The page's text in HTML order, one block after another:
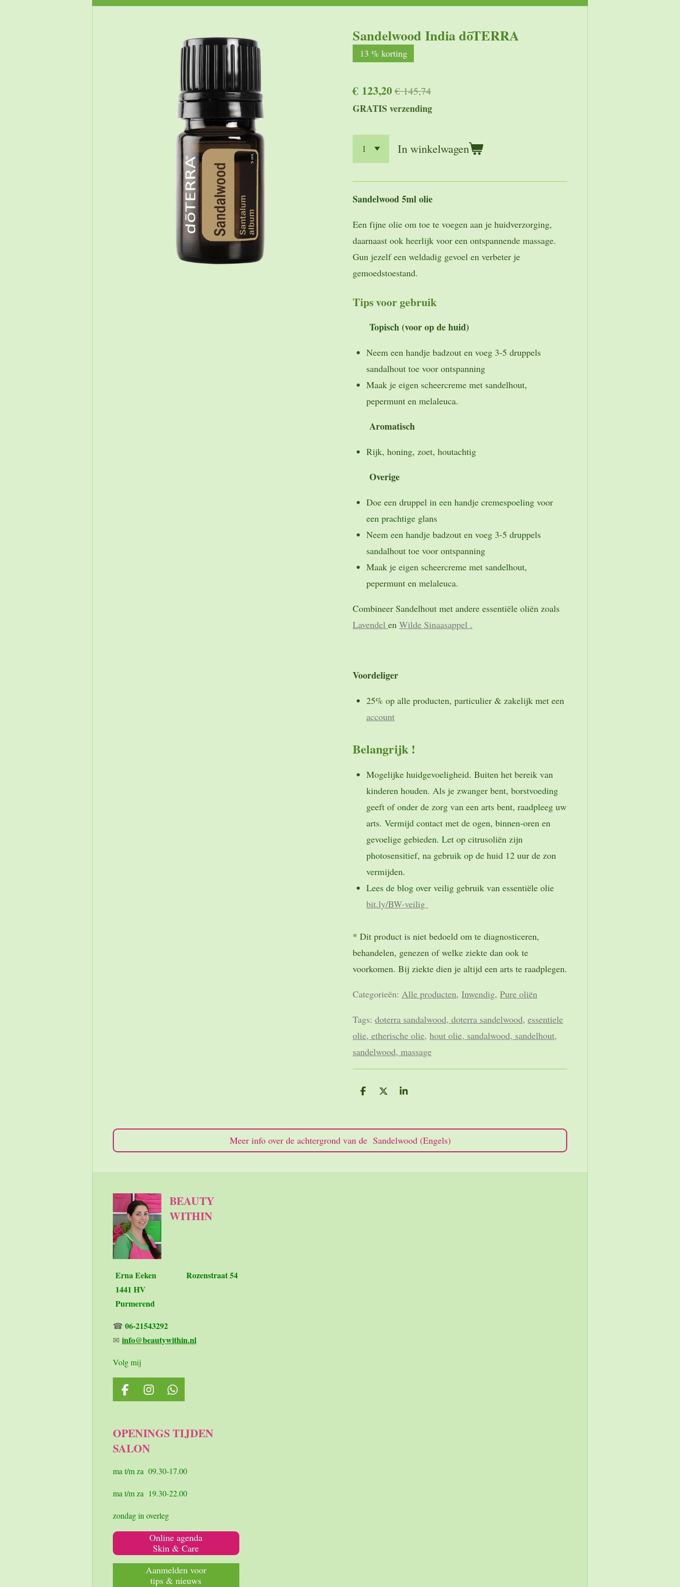
Sandelwood India dōTERRA
13 % korting
€ 123,20€ 145,74
GRATIS verzending
In winkelwagen
Sandelwood 5ml olie
Een fijne olie om toe te voegen aan je huidverzorging,
daarnaast ook heerlijk voor een ontspannende massage.
Gun jezelf een weldadig gevoel en verbeter je
gemoedstoestand.
Tips voor gebruik
Topisch (voor op de huid)
Neem een handje badzout en voeg 3-5 druppels
sandalhout toe voor ontspanning
Maak je eigen scheercreme met sandelhout,
pepermunt en melaleuca.
Aromatisch
Rijk, honing, zoet, houtachtig
Overige
Doe een druppel in een handje cremespoeling voor
een prachtige glans
Neem een handje badzout en voeg 3-5 druppels
sandalhout toe voor ontspanning
Maak je eigen scheercreme met sandelhout,
pepermunt en melaleuca.
Combineer Sandelhout met andere essentiële oliën zoals
Lavendel en Wilde Sinaasappel .
Voordeliger
25% op alle producten, particulier & zakelijk met een
account
Belangrijk !
Mogelijke huidgevoeligheid. Buiten het bereik van
kinderen houden. Als je zwanger bent, borstvoeding
geeft of onder de zorg van een arts bent, raadpleeg uw
arts. Vermijd contact met de ogen, binnen-oren en
gevoelige gebieden. Let op citrusoliën zijn
photosensitief, na gebruik op de huid 12 uur de zon
vermijden.
Lees de blog over veilig gebruik van essentiële olie
bit.ly/BW-veilig
* Dit product is niet bedoeld om te diagnosticeren,
behandelen, genezen of welke ziekte dan ook te
voorkomen. Bij ziekte dien je altijd een arts te raadplegen.
Categorieën: Alle producten, Inwendig, Pure oliën
Tags: doterra sandalwood, doterra sandelwood, essentiele
olie, etherische olie, hout olie, sandalwood, sandelhout,
sandelwood, massage
D
n
D
S
e
Meer info over de achtergrond van de Sandelwood (Engels)
BEAUTY
WITHIN
Erna Eeken Rozenstraat 54
1441 HV
Purmerend
☎ 06-21543292
✉ info@beautywithin.nl
Volg mij
F
a
b
o
k
I
n
a
g
a
W
h
s
p
OPENINGS TIJDEN
SALON
ma t/m za 09.30-17.00
ma t/m za 19.30-22.00
zondag in overleg
Online agenda
Skin & Care
Aanmelden voor
tips & nieuws